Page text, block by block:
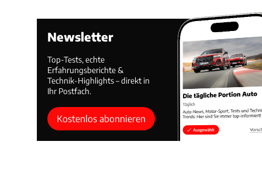
Newsletter
Top-Tests, echte
Erfahrungsberichte &
Technik-Highlights – direkt in
Ihr Postfach.
Kostenlos abonnieren